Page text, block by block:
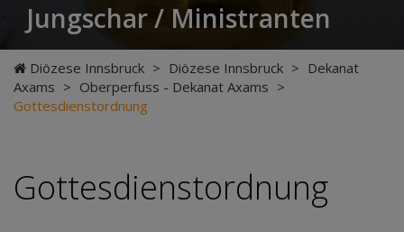
Jungschar / Ministranten
Diözese Innsbruck > Diözese Innsbruck > Dekanat
Axams > Oberperfuss - Dekanat Axams >
Gottesdienstordnung
Gottesdienstordnung